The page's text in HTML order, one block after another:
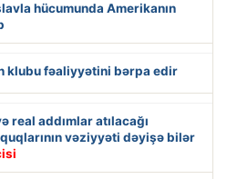
hücumunda Amerikanın
klubu fəaliyyətini bərpa edir
real addımlar atılacağı
vəziyyəti dəyişə bilər